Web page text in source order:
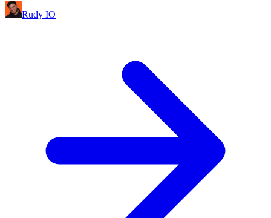
Rudy IO